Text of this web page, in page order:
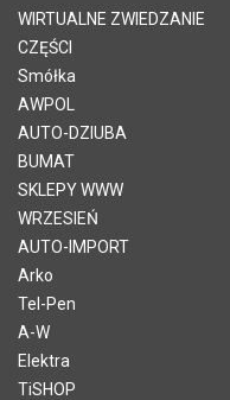
WIRTUALNE ZWIEDZANIE
CZĘŚCI
Smółka
AWPOL
AUTO-DZIUBA
BUMAT
SKLEPY WWW
WRZESIEŃ
AUTO-IMPORT
Arko
Tel-Pen
A-W
Elektra
TiSHOP